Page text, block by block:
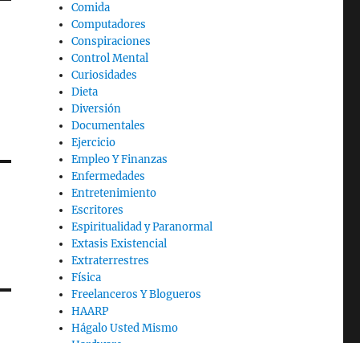
Comida
Computadores
Conspiraciones
Control Mental
Curiosidades
Dieta
Diversión
Documentales
Ejercicio
Empleo Y Finanzas
Enfermedades
Entretenimiento
Escritores
Espiritualidad y Paranormal
Extasis Existencial
Extraterrestres
Física
Freelanceros Y Blogueros
HAARP
Hágalo Usted Mismo